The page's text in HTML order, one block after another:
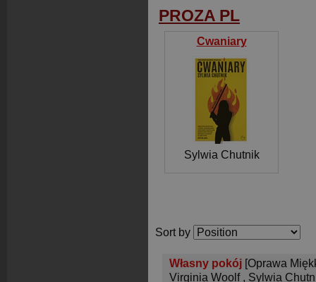
PROZA PL
Cwaniary
Sylwia Chutnik
Sort by
Własny pokój [Oprawa
Virginia Woolf, Sylwia